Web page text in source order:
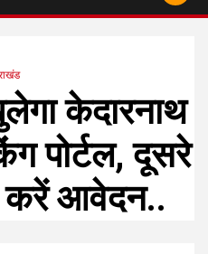
केदारनाथ
पोर्टल, दूसरे
करें आवेदन..